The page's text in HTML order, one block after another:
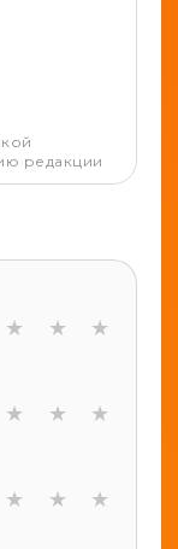
редакции
★ ★ ★
★ ★ ★
★ ★ ★